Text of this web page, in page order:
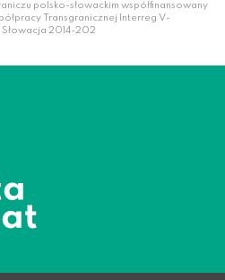
polsko-słowackim współfinansowany
Transgranicznej Interreg V-
Słowacja 2014-202